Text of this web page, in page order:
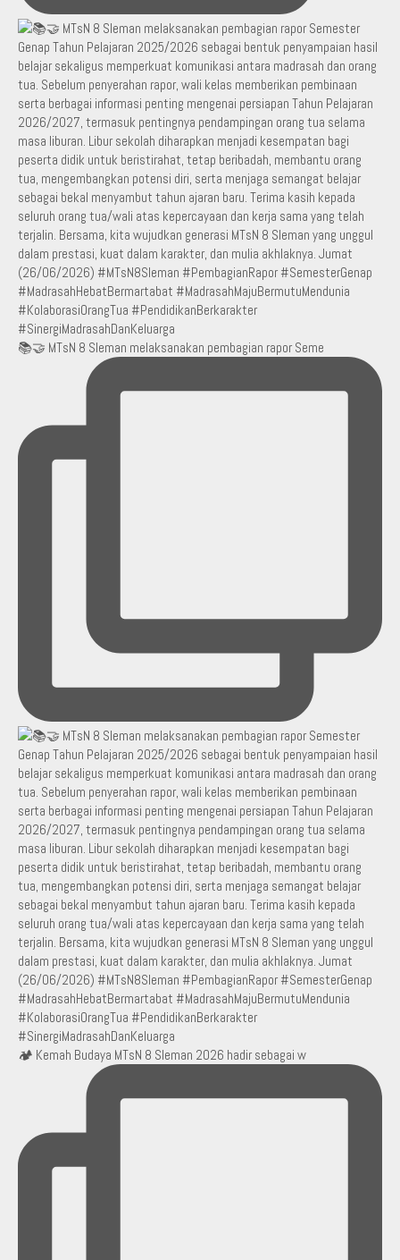
📚🤝 MTsN 8 Sleman melaksanakan pembagian rapor Seme
🏕️ Kemah Budaya MTsN 8 Sleman 2026 hadir sebagai w